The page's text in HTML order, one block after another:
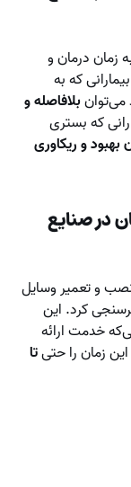
زمان درمان و
که به
می‌توانبلافاصله و
که بستری
و ریکاوری
در صنایع
نصب و تعمیر وسایل
کرد. این
خدمت ارائه
زمان را حتیتا